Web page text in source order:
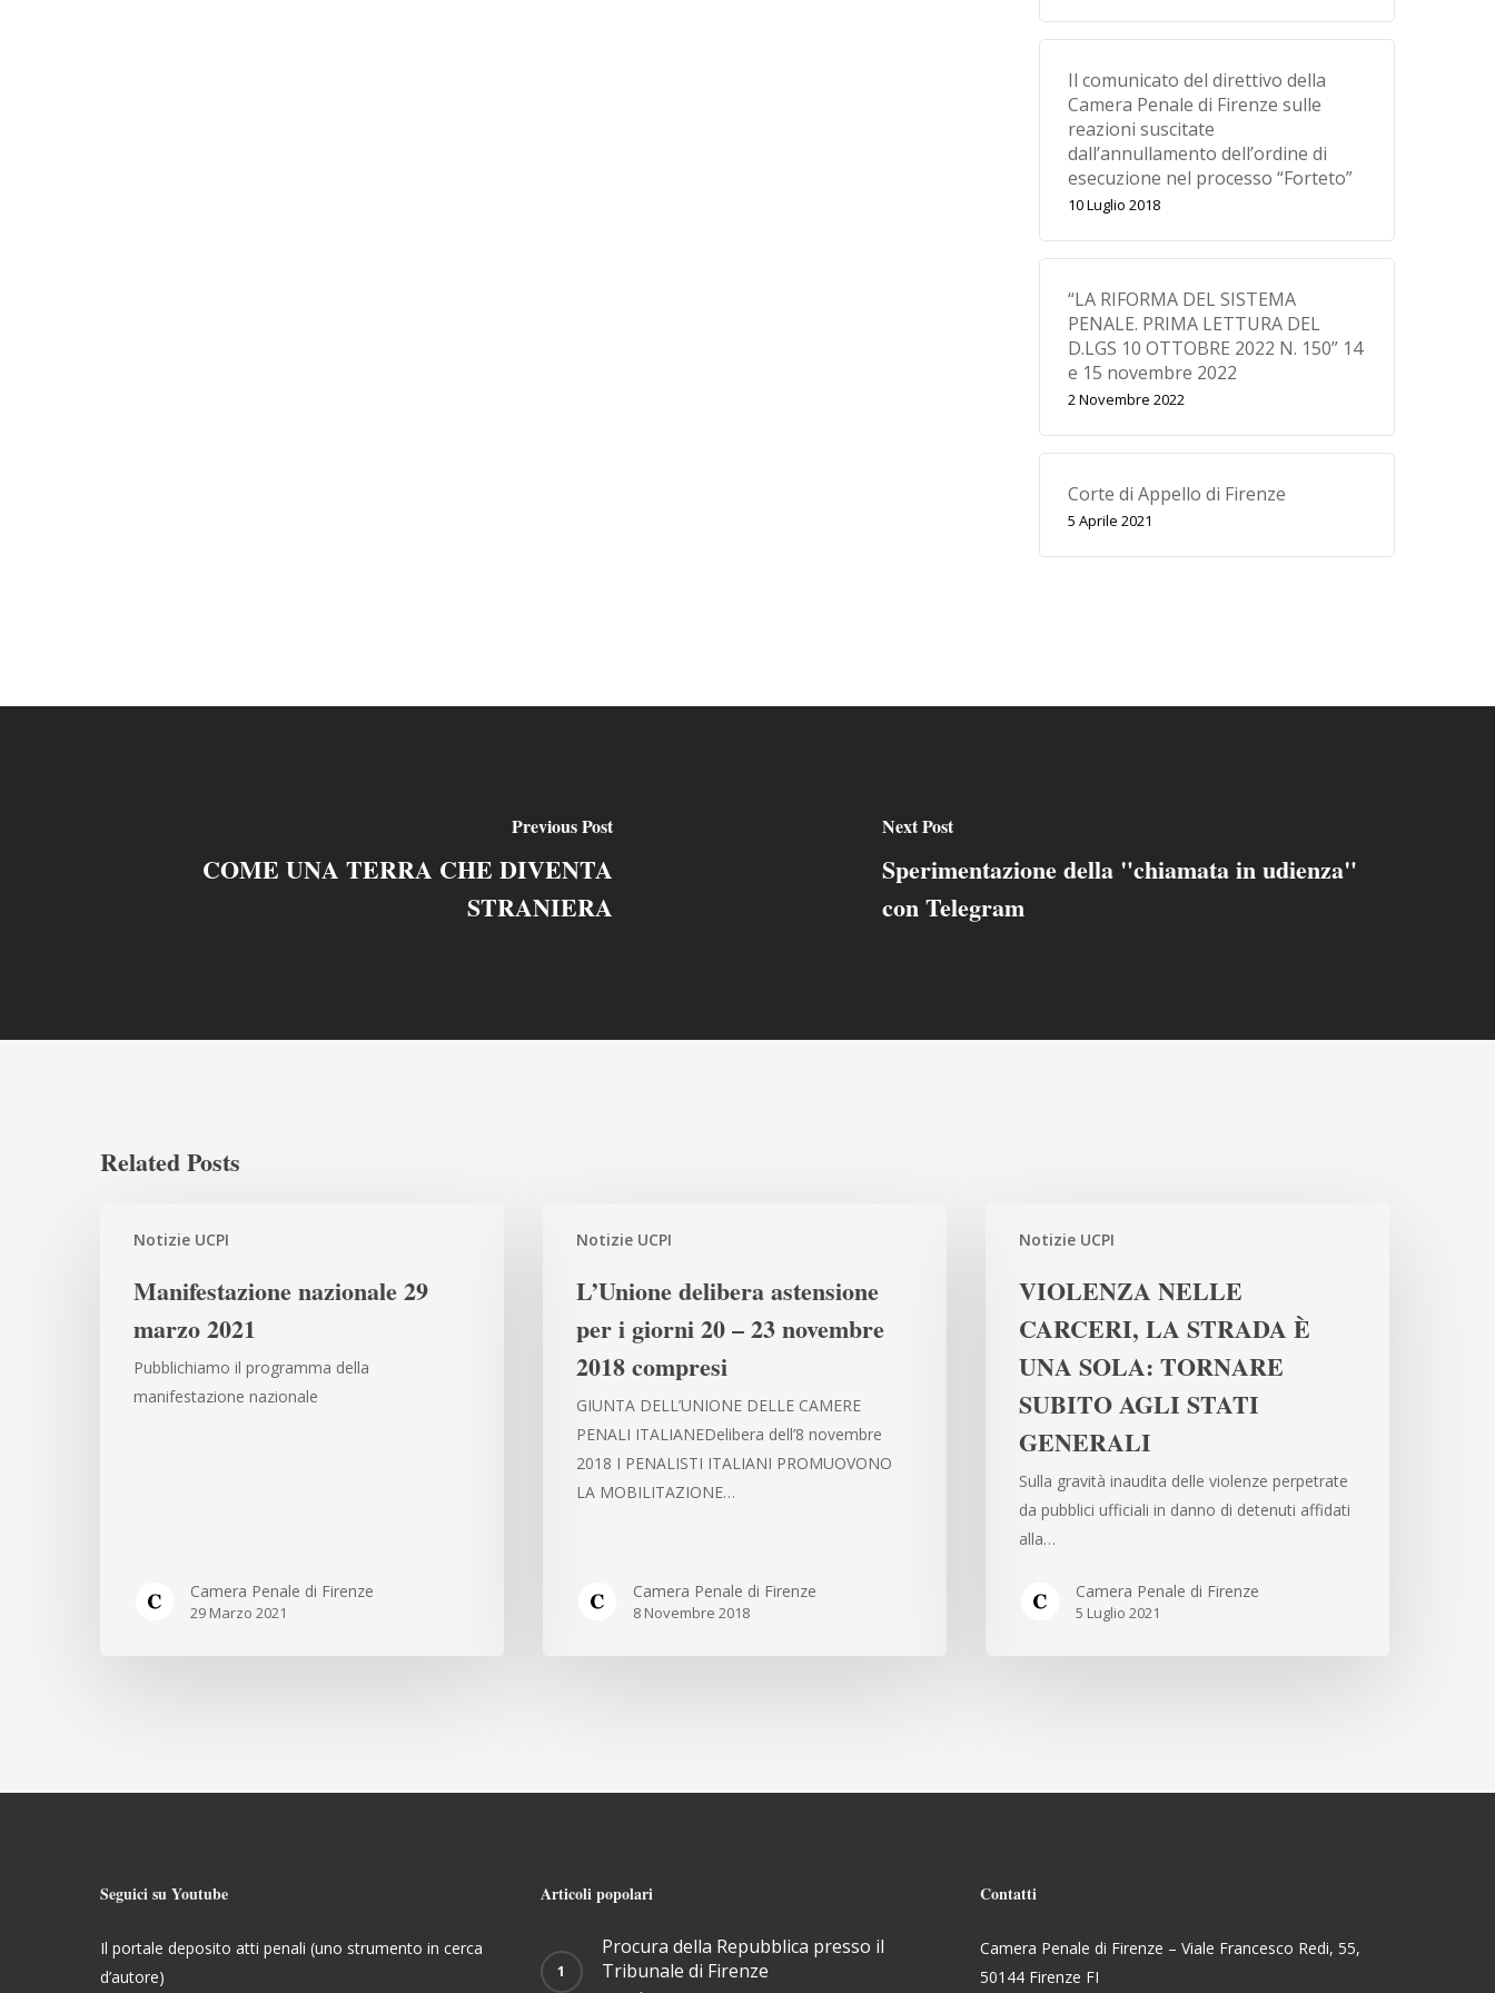
Il comunicato del direttivo della
Camera Penale di Firenze sulle
reazioni suscitate
dall’annullamento dell’ordine di
esecuzione nel processo “Forteto”
10 Luglio 2018
“LA RIFORMA DEL SISTEMA
PENALE. PRIMA LETTURA DEL
D.LGS 10 OTTOBRE 2022 N. 150” 14
e 15 novembre 2022
2 Novembre 2022
Corte di Appello di Firenze
5 Aprile 2021
Previous Post
COME UNA TERRA CHE DIVENTA
STRANIERA
Next Post
Sperimentazione della "chiamata in udienza"
con Telegram
Related Posts
Notizie UCPI
nazionale
marzo
2021
Manifestazione nazionale 29
marzo 2021
Pubblichiamo il programma della
manifestazione nazionale
Camera Penale di Firenze
29 Marzo 2021
Notizie UCPI
delibera
giorni
novembre
2018
L’Unione delibera astensione
per i giorni 20 – 23 novembre
2018 compresi
GIUNTA DELL’UNIONE DELLE CAMERE
PENALI ITALIANEDelibera dell’8 novembre
2018 I PENALISTI ITALIANI PROMUOVONO
LA MOBILITAZIONE…
Camera Penale di Firenze
8 Novembre 2018
Notizie UCPI
NELLE
STRADA
SOLA:
TORNARE
SUBITO
STATI
VIOLENZA NELLE
CARCERI, LA STRADA È
UNA SOLA: TORNARE
SUBITO AGLI STATI
GENERALI
Sulla gravità inaudita delle violenze perpetrate
da pubblici ufficiali in danno di detenuti affidati
alla…
Camera Penale di Firenze
5 Luglio 2021
Seguici su Youtube
Il portale deposito atti penali (uno strumento in cerca
d’autore)
Articoli popolari
Procura della Repubblica presso il
Tribunale di Firenze
Contatti
Camera Penale di Firenze – Viale Francesco Redi, 55,
50144 Firenze FI